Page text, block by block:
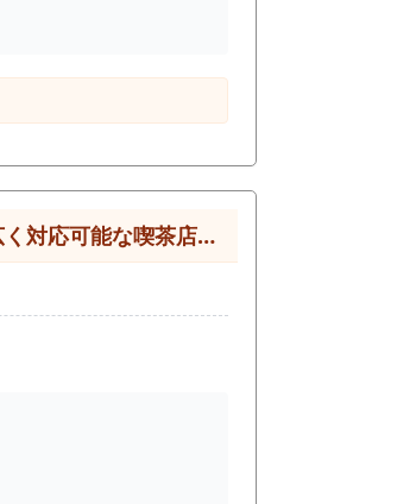
な喫茶店居抜き物件